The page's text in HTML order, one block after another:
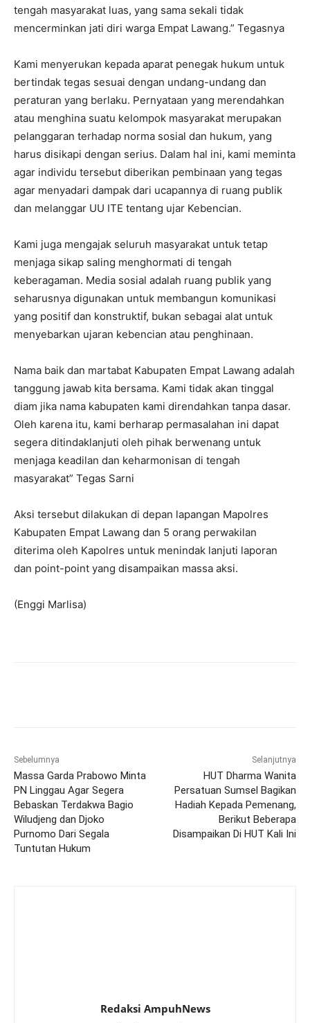
tengah masyarakat luas, yang sama sekali tidak
mencerminkan jati diri warga Empat Lawang.” Tegasnya
Kami menyerukan kepada aparat penegak hukum untuk
bertindak tegas sesuai dengan undang-undang dan
peraturan yang berlaku. Pernyataan yang merendahkan
atau menghina suatu kelompok masyarakat merupakan
pelanggaran terhadap norma sosial dan hukum, yang
harus disikapi dengan serius. Dalam hal ini, kami meminta
agar individu tersebut diberikan pembinaan yang tegas
agar menyadari dampak dari ucapannya di ruang publik
dan melanggar UU ITE tentang ujar Kebencian.
Kami juga mengajak seluruh masyarakat untuk tetap
menjaga sikap saling menghormati di tengah
keberagaman. Media sosial adalah ruang publik yang
seharusnya digunakan untuk membangun komunikasi
yang positif dan konstruktif, bukan sebagai alat untuk
menyebarkan ujaran kebencian atau penghinaan.
Nama baik dan martabat Kabupaten Empat Lawang adalah
tanggung jawab kita bersama. Kami tidak akan tinggal
diam jika nama kabupaten kami direndahkan tanpa dasar.
Oleh karena itu, kami berharap permasalahan ini dapat
segera ditindaklanjuti oleh pihak berwenang untuk
menjaga keadilan dan keharmonisan di tengah
masyarakat” Tegas Sarni
Aksi tersebut dilakukan di depan lapangan Mapolres
Kabupaten Empat Lawang dan 5 orang perwakilan
diterima oleh Kapolres untuk menindak lanjuti laporan
dan point-point yang disampaikan massa aksi.
(Enggi Marlisa)
Sebelumnya
Massa Garda Prabowo Minta
PN Linggau Agar Segera
Bebaskan Terdakwa Bagio
Wiludjeng dan Djoko
Purnomo Dari Segala
Tuntutan Hukum
Selanjutnya
HUT Dharma Wanita
Persatuan Sumsel Bagikan
Hadiah Kepada Pemenang,
Berikut Beberapa
Disampaikan Di HUT Kali Ini
Redaksi AmpuhNews